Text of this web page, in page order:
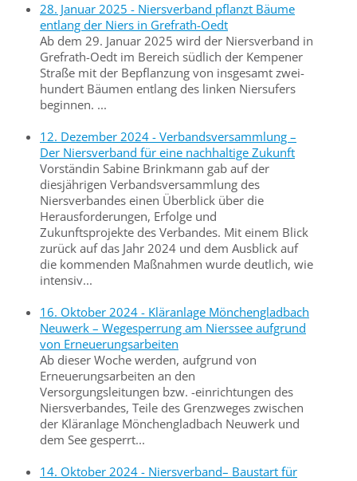
28. Januar 2025 - Niersverband pflanzt Bäume
entlang der Niers in Grefrath-Oedt
Ab dem 29. Januar 2025 wird der Niersverband in
Grefrath-Oedt im Bereich südlich der Kempener
Straße mit der Bepflanzung von insgesamt zwei­
hundert Bäumen entlang des linken Niersufers
beginnen. ...
12. Dezember 2024 - Verbandsversammlung –
Der Niersverband für eine nachhaltige Zukunft
Vorständin Sabine Brinkmann gab auf der
diesjährigen Verbandsversammlung des
Niersverbandes einen Überblick über die
Herausforderungen, Erfolge und
Zukunftsprojekte des Verbandes. Mit einem Blick
zurück auf das Jahr 2024 und dem Ausblick auf
die kommenden Maßnahmen wurde deutlich, wie
intensiv...
16. Oktober 2024 - Kläranlage Mönchengladbach
Neuwerk – Wegesperrung am Nierssee aufgrund
von Erneuerungsarbeiten
Ab dieser Woche werden, aufgrund von
Erneuerungsarbeiten an den
Versorgungsleitungen bzw. -einrichtungen des
Niersverbandes, Teile des Grenzweges zwischen
der Kläranlage Mönchengladbach Neuwerk und
dem See gesperrt...
14. Oktober 2024 - Niersverband– Baustart für